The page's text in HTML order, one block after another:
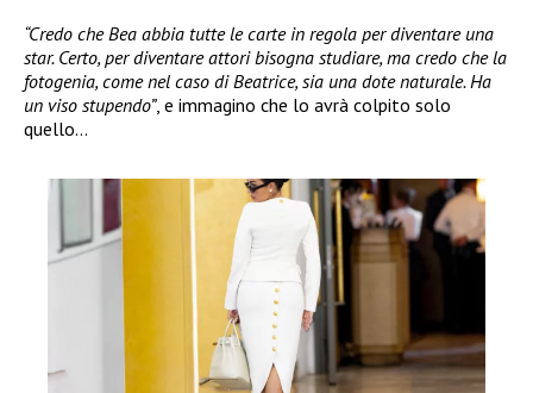
“Credo che Bea abbia tutte le carte in regola per diventare una
star. Certo, per diventare attori bisogna studiare, ma credo che la
fotogenia, come nel caso di Beatrice, sia una dote naturale. Ha
un viso stupendo”, e immagino che lo avrà colpito solo
quello…